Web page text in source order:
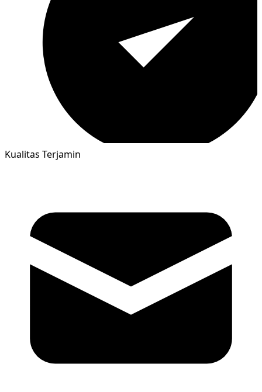
Kualitas Terjamin